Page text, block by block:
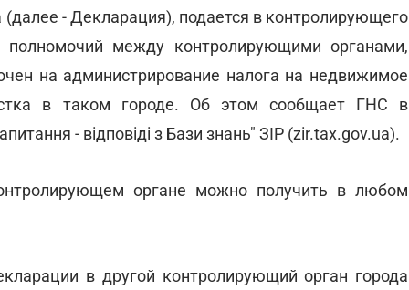
- Декларация), подается в контролирующего
полномочий между контролирующими органами,
на администрирование налога на недвижимое
в таком городе. Об этом сообщает ГНС в
- відповіді з Бази знань" ЗІР (zir.tax.gov.ua).
органе можно получить в любом
в другой контролирующий орган города